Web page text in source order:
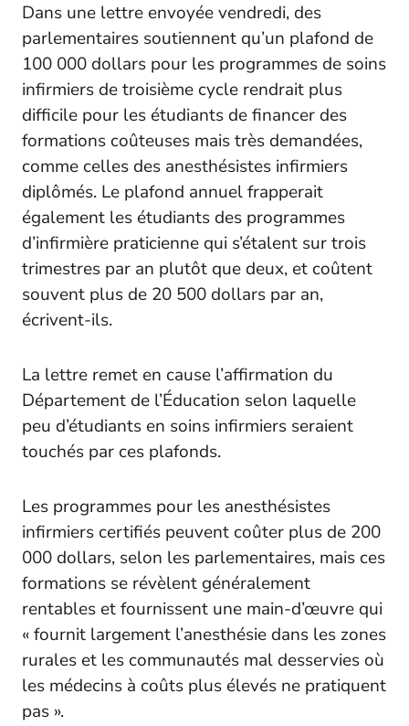
Dans une lettre envoyée vendredi, des
parlementaires soutiennent qu’un plafond de
100 000 dollars pour les programmes de soins
infirmiers de troisième cycle rendrait plus
difficile pour les étudiants de financer des
formations coûteuses mais très demandées,
comme celles des anesthésistes infirmiers
diplômés. Le plafond annuel frapperait
également les étudiants des programmes
d’infirmière praticienne qui s’étalent sur trois
trimestres par an plutôt que deux, et coûtent
souvent plus de 20 500 dollars par an,
écrivent-ils.
La lettre remet en cause l’affirmation du
Département de l’Éducation selon laquelle
peu d’étudiants en soins infirmiers seraient
touchés par ces plafonds.
Les programmes pour les anesthésistes
infirmiers certifiés peuvent coûter plus de 200
000 dollars, selon les parlementaires, mais ces
formations se révèlent généralement
rentables et fournissent une main-d’œuvre qui
« fournit largement l’anesthésie dans les zones
rurales et les communautés mal desservies où
les médecins à coûts plus élevés ne pratiquent
pas ».